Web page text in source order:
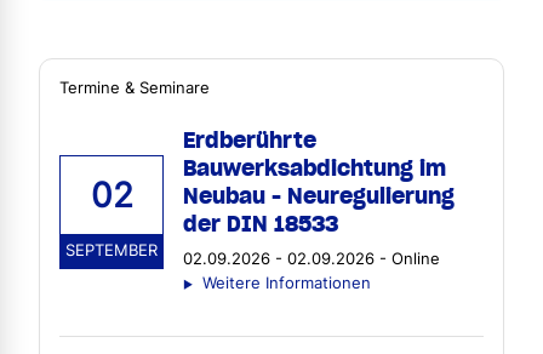
Termine & Seminare
02
SEPTEMBER
Erdberührte
Bauwerksabdichtung im
Neubau - Neuregulierung
der DIN 18533
02.09.2026 - 02.09.2026 - Online
Weitere Informationen